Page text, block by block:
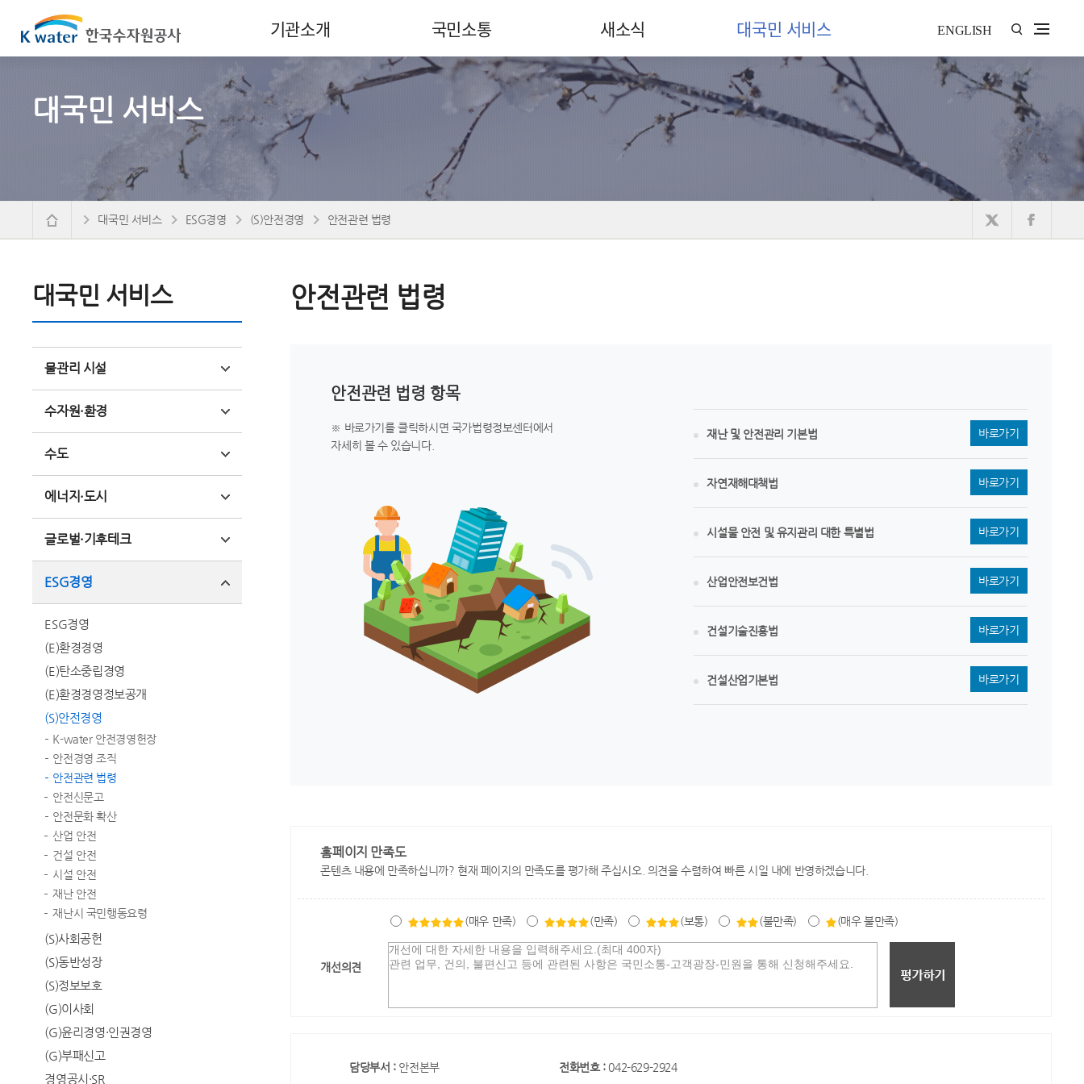
기관소개 국민소통 새소식 대국민 서비스 ENGLISH
대국민 서비스
대국민 서비스
물관리 시설
수자원·환경
수도
에너지·도시
글로벌·기후테크
ESG경영
ESG경영
(E)환경경영
(E)탄소중립경영
(E)환경경영정보공개
(S)안전경영
K-water 안전경영헌장
안전경영 조직
안전관련 법령
안전신문고
안전문화 확산
산업 안전
건설 안전
시설 안전
재난 안전
재난시 국민행동요령
(S)사회공헌
(S)동반성장
(S)정보보호
(G)이사회
(G)윤리경영·인권경영
(G)부패신고
경영공시·SR
대국민 서비스 ESG경영 (S)안전경영 안전관련 법령
안전관련 법령
안전관련 법령 항목
※ 바로가기를 클릭하시면 국가법령정보센터에서
자세히 볼 수 있습니다.
재난 및 안전관리 기본법 바로가기
자연재해대책법 바로가기
시설물 안전 및 유지관리 대한 특별법 바로가기
산업안전보건법 바로가기
건설기술진흥법 바로가기
건설산업기본법 바로가기
홈페이지 만족도
콘텐츠 내용에 만족하십니까? 현재 페이지의 만족도를 평가해 주십시오. 의견을 수렴하여 빠른 시일 내에 반영하겠습니다.
(매우 만족) (만족) (보통) (불만족) (매우 불만족)
개선의견
담당부서 : 안전본부 전화번호 : 042-629-2924